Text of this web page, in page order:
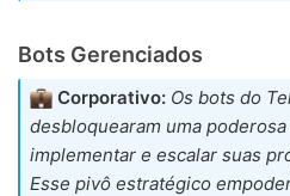
Bots Gerenciados
Corporativo: Os bots do
desbloquearam uma
implementar e escalar suas
Esse pivô estratégico